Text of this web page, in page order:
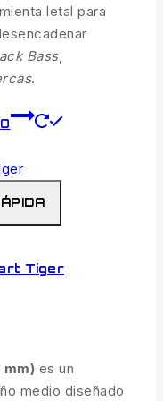
letal para
Bass,
.
Tiger
es un
medio diseñado